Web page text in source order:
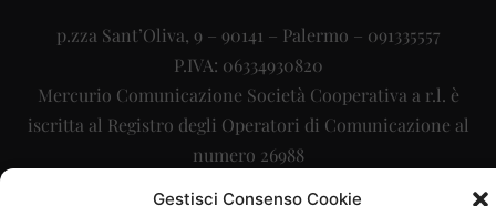
Gestisci Consenso Cookie
p.zza Sant’Oliva, 9 – 90141 – Palermo – 091335557
P.IVA: 06334930820
Mercurio Comunicazione Società Cooperativa a r.l. è
iscritta al Registro degli Operatori di Comunicazione al
numero 26988